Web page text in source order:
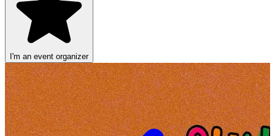
I'm an event organizer